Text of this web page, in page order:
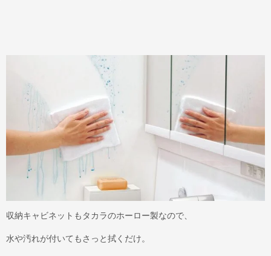
収納キャビネットもタカラのホーロー製なので、
水や汚れが付いてもさっと拭くだけ。